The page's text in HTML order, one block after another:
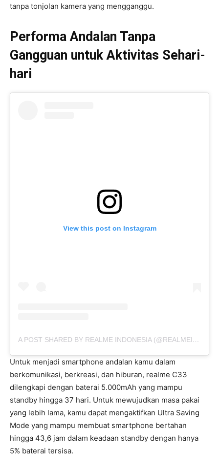
tanpa tonjolan kamera yang mengganggu.
Performa Andalan Tanpa
Gangguan untuk Aktivitas Sehari-
hari
View this post on Instagram
A POST SHARED BY REALME INDONESIA (@REALMEINDONESIA)
Untuk menjadi smartphone andalan kamu dalam
berkomunikasi, berkreasi, dan hiburan, realme C33
dilengkapi dengan baterai 5.000mAh yang mampu
standby hingga 37 hari. Untuk mewujudkan masa pakai
yang lebih lama, kamu dapat mengaktifkan Ultra Saving
Mode yang mampu membuat smartphone bertahan
hingga 43,6 jam dalam keadaan standby dengan hanya
5% baterai tersisa.